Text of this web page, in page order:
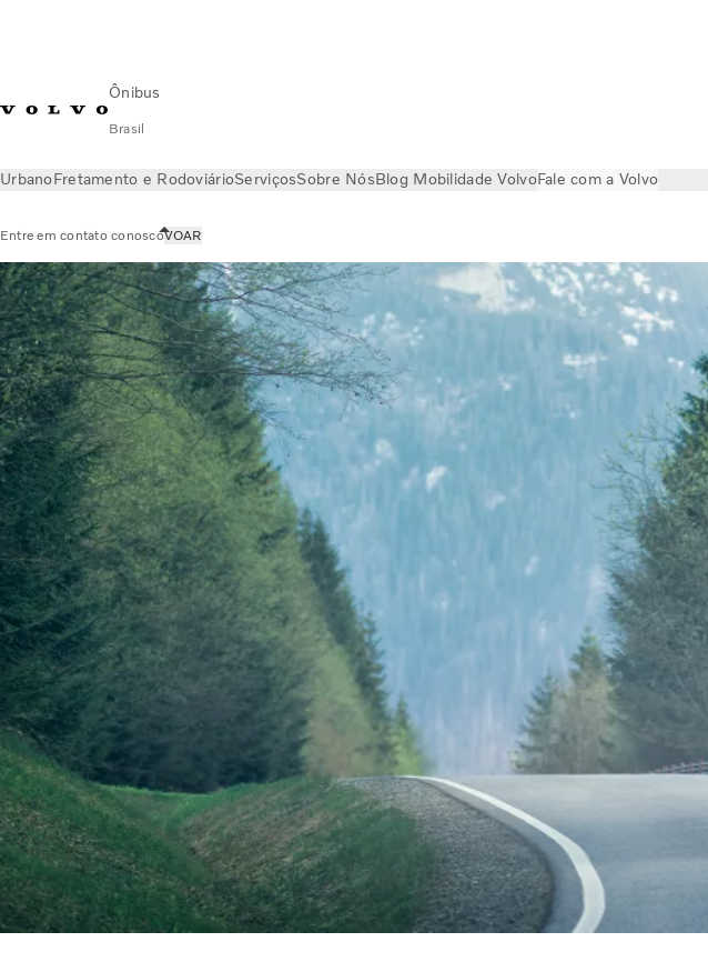
Ônibus
Brasil
UrbanoFretamento e RodoviárioServiçosSobre NósBlog Mobilidade VolvoFale com a Volvo
Entre em contato conoscoVOAR